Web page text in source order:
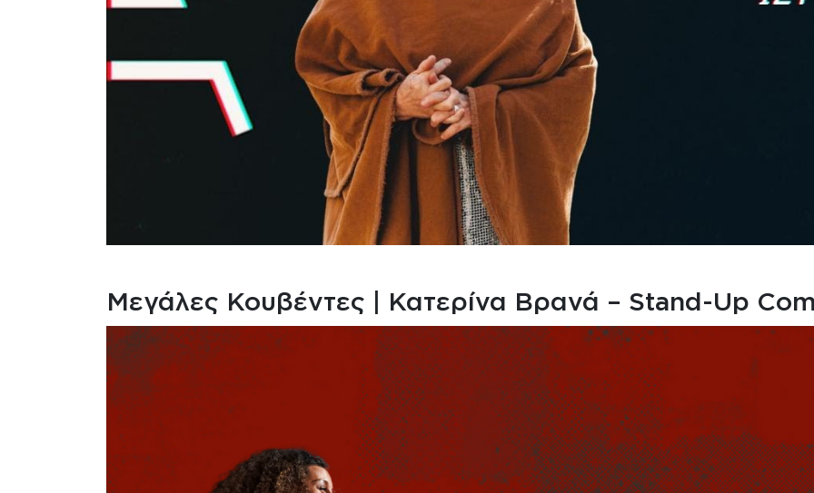
Μεγάλες Κουβέντες | Κατερίνα Βρανά – Stand-Up